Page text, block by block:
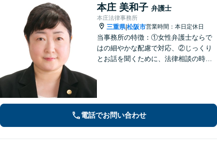
本庄 美和子 弁護士
本庄法律事務所
三重県|松阪市営業時間：本日定休日
当事務所の特徴：①女性弁護士ならで
はの細やかな配慮で対応、②じっくり
とお話を聞くために、法律相談の時間
電話でお問い合わせ